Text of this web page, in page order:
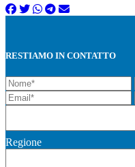
RESTIAMO IN CONTATTO
Regione